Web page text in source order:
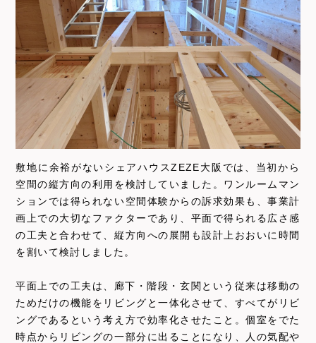
敷地に余裕がないシェアハウスZEZE大阪では、当初から
空間の縦方向の利用を検討していました。ワンルームマン
ションでは得られない空間体験からの訴求効果も、事業計
画上での大切なファクターであり、平面で得られる広さ感
の工夫と合わせて、縦方向への展開も設計上おおいに時間
を割いて検討しました。
平面上での工夫は、廊下・階段・玄関という従来は移動の
ためだけの機能をリビングと一体化させて、すべてがリビ
ングであるという考え方で効率化させたこと。個室をでた
時点からリビングの一部分に出ることになり、人の気配や